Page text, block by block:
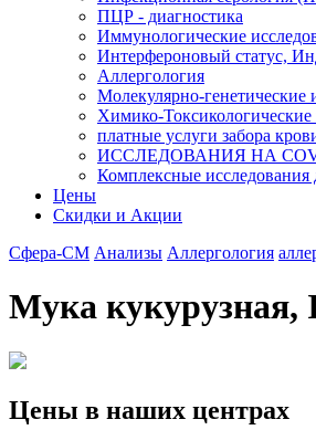
ПЦР - диагностика
Иммунологические
Интерфероновый статус,
Аллергология
Молекулярно-генетические
Химико-Токсикологические
платные услуги забора
ИССЛЕДОВАНИЯ НА
Комплексные исследования
Цены
Скидки и Акции
Сфера-СМ Анализы Аллергология
Мука кукурузная,
Цены в наших центрах